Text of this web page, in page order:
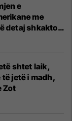
e
me
detaj shkaktoi
shtet laik,
të jetë i madh,
Zot